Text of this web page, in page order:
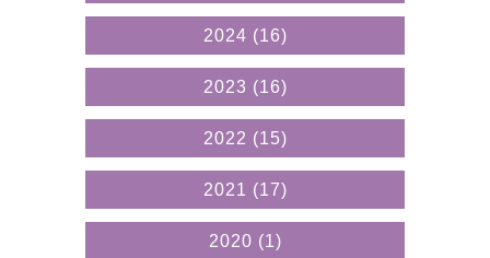
2024 (16)
2023 (16)
2022 (15)
2021 (17)
2020 (1)